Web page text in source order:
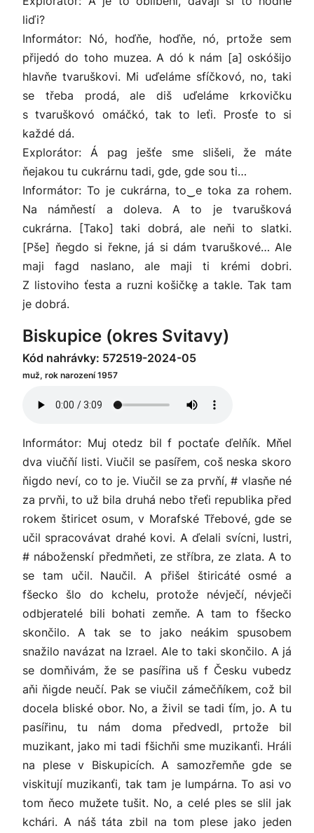
liďi?
Informátor: Nó, hoďňe, hoďňe, nó, prtože sem
přijedó do toho muzea. A dó k nám [a] oskóšijo
hlavňe tvaruškovi. Mi uďeláme sfíčkovó, no, taki
se třeba prodá, ale diš uďeláme krkovičku
s tvaruškovó omáčkó, tak to leťi. Prosťe to si
každé dá.
Explorátor: Á pag ješťe sme slišeli, že máte
ňejakou tu cukrárnu tadi, gde, gde sou ti…
Informátor: To je cukrárna, to‿e toka za rohem.
Na námňestí a doleva. A to je tvarušková
cukrárna. [Tako] taki dobrá, ale neňi to slatki.
[Pše] ňegdo si řekne, já si dám tvaruškové… Ale
maji fagd naslano, ale maji ti krémi dobri.
Z listoviho ťesta a ruzni košičke̬ a takle. Tak tam
je dobrá.
Biskupice (okres Svitavy)
Kód nahrávky: 572519-2024-05
muž, rok narození 1957
Informátor: Muj otedz bil f poctaťe ďelňík. Mňel
dva viučňí listi. Viučil se pasířem, coš neska skoro
ňigdo neví, co to je. Viučil se za prvňí, # vlasňe né
za prvňi, to už bila druhá nebo třeťi republika před
rokem štiricet osum, v Morafské Třebové, gde se
učil spracovávat drahé kovi. A ďelali svícni, lustri,
# náboženskí předmňeti, ze stříbra, ze zlata. A to
se tam učil. Naučil. A přišel štiricáté osmé a
fšecko šlo do kchelu, protože névječí, névječi
odbjeratelé bili bohati zemňe. A tam to fšecko
skončilo. A tak se to jako neákim spusobem
snažilo navázat na Izrael. Ale to taki skončilo. A já
se domňivám, že se pasířina uš f Česku vubedz
aňi ňigde neučí. Pak se viučil zámečňíkem, což bil
docela bliské obor. No, a živil se tadi ťím, jo. A tu
pasířinu, tu nám doma předvedl, prtože bil
muzikant, jako mi tadi fšichňi sme muzikanťi. Hráli
na plese v Biskupicích. A samozřemňe gde se
viskitují muzikanťi, tak tam je lumpárna. To asi vo
tom ňeco mužete tušit. No, a celé ples se slil jak
kchári. A náš táta zbil na tom plese jako jeden